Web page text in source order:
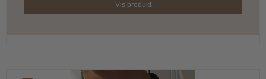
Vis produkt